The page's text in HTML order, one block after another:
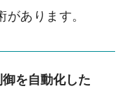
あります。
を自動化した